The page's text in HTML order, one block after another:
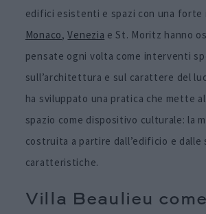
edifici esistenti e spazi con una forte
Monaco,Venezia e St. Moritz hanno
pensate ogni volta come interventi
sull’architettura e sul carattere del
ha sviluppato una pratica che mette
spazio come dispositivo culturale: la
costruita a partire dall’edificio e dalle
caratteristiche.
Villa Beaulieu